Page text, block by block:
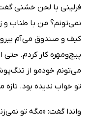
فرلینی با لحن خشنی
نمی‌تونم؟ من با طناب و
کیف و صندوق می‌آم
پیچ‌ومهره کار کردم.
می‌تونم خودمو از
تو خواب ندیده بود.
واندا گفت: «مگه تو